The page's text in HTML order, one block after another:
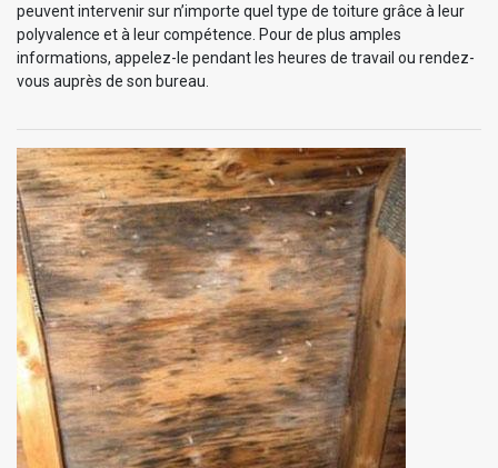
peuvent intervenir sur n’importe quel type de toiture grâce à leur
polyvalence et à leur compétence. Pour de plus amples
informations, appelez-le pendant les heures de travail ou rendez-
vous auprès de son bureau.